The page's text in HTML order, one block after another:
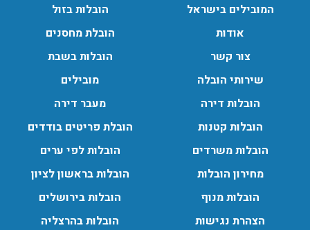
המובילים בישראל
אודות
צור קשר
שירותי הובלה
הובלות דירה
הובלות קטנות
הובלות משרדים
מחירון הובלות
הובלות מנוף
הצהרת נגישות
הובלות בזול
הובלת מחסנים
הובלות בשבת
מובילים
מעבר דירה
הובלת פריטים בודדים
הובלות לפי ערים
הובלות בראשון לציון
הובלות בירושלים
הובלות בהרצליה